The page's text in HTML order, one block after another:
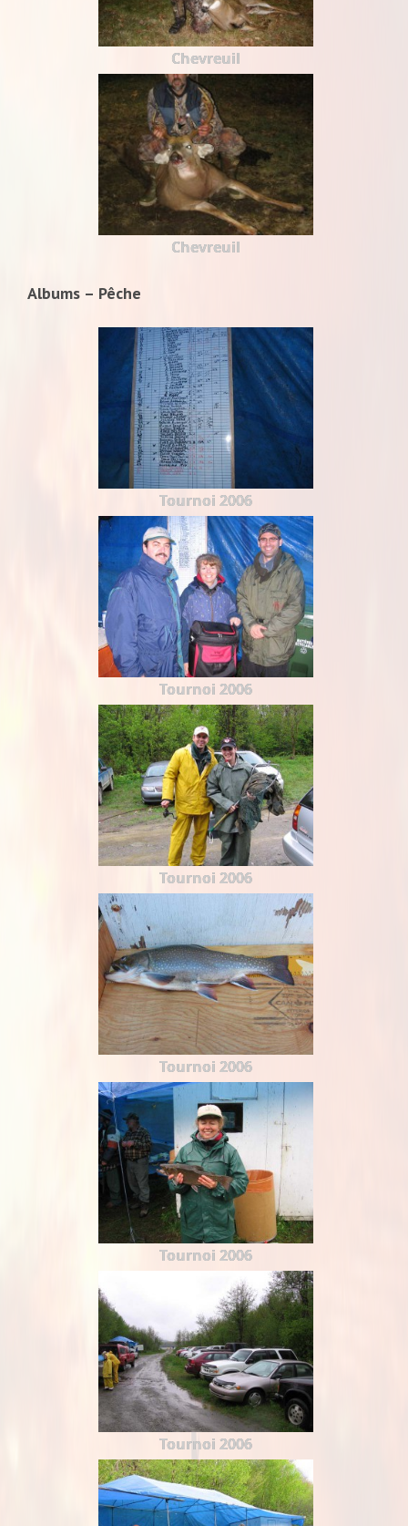
Chevreuil
Chevreuil
Albums – Pêche
Tournoi 2006
Tournoi 2006
Tournoi 2006
Tournoi 2006
Tournoi 2006
Tournoi 2006